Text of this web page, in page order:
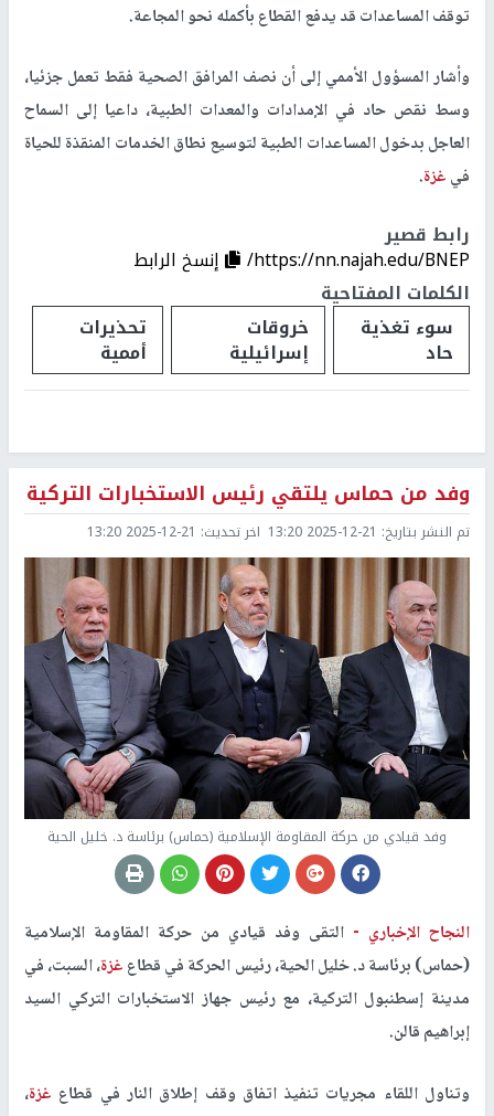
توقف المساعدات قد يدفع القطاع بأكمله نحو المجاعة.
وأشار المسؤول الأممي إلى أن نصف المرافق الصحية فقط تعمل جزئيا،
وسط نقص حاد في الإمدادات والمعدات الطبية، داعيا إلى السماح
العاجل بدخول المساعدات الطبية لتوسيع نطاق الخدمات المنقذة للحياة
فيغزة.
رابط قصير
https://nn.najah.edu/BNEP/
إنسخ الرابط
الكلمات المفتاحية
سوء تغذية
حاد
خروقات
إسرائيلية
تحذيرات
أممية
وفد من حماس يلتقي رئيس الاستخبارات التركية
تم النشر بتاريخ: 2025-12-21 13:20 اخر تحديث: 2025-12-21 13:20
وفد قيادي من حركة المقاومة الإسلامية (حماس) برئاسة د. خليل الحية
النجاح الإخباري - التقى وفد قيادي من حركة المقاومة الإسلامية
(حماس) برئاسة د. خليل الحية، رئيس الحركة في قطاعغزة، السبت، في
مدينة إسطنبول التركية، مع رئيس جهاز الاستخبارات التركي السيد
إبراهيم قالن.
وتناول اللقاء مجريات تنفيذ اتفاق وقف إطلاق النار في قطاع غزة،